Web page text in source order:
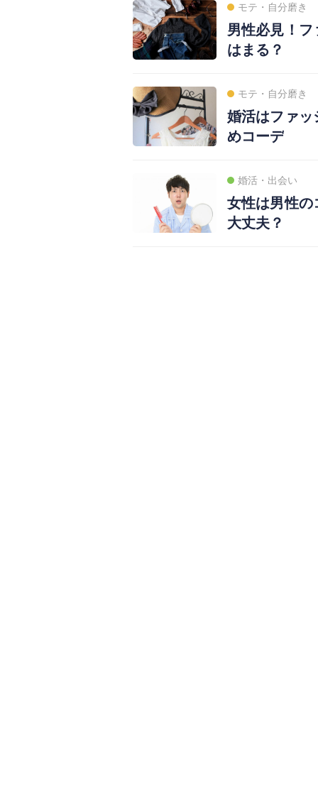
モテ・自分磨き
男性必見！フ
はまる？
モテ・自分磨き
婚活はファッ
めコーデ
婚活・出会い
女性は男性の
大丈夫？